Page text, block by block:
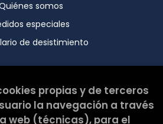
somos
especiales
de desistimiento
por el Ministerio de
y Deporte.
propias y de terceros
la navegación a través
web (técnicas), para el